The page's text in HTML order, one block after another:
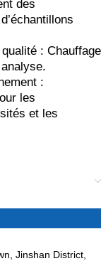
des
: Chauffage
:
les
et les
Jinshan District,